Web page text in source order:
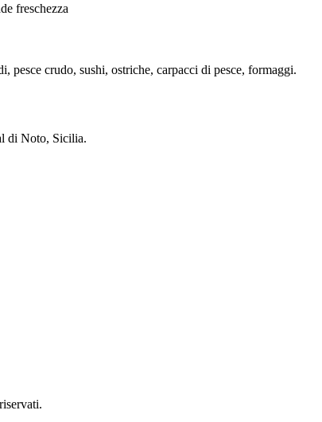
freschezza
pesce crudo, sushi, ostriche, carpacci di pesce, formaggi.
di Noto, Sicilia.